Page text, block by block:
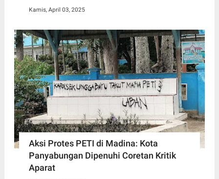
Kamis, April 03, 2025
Aksi Protes PETI di Madina: Kota
Panyabungan Dipenuhi Coretan Kritik
Aparat